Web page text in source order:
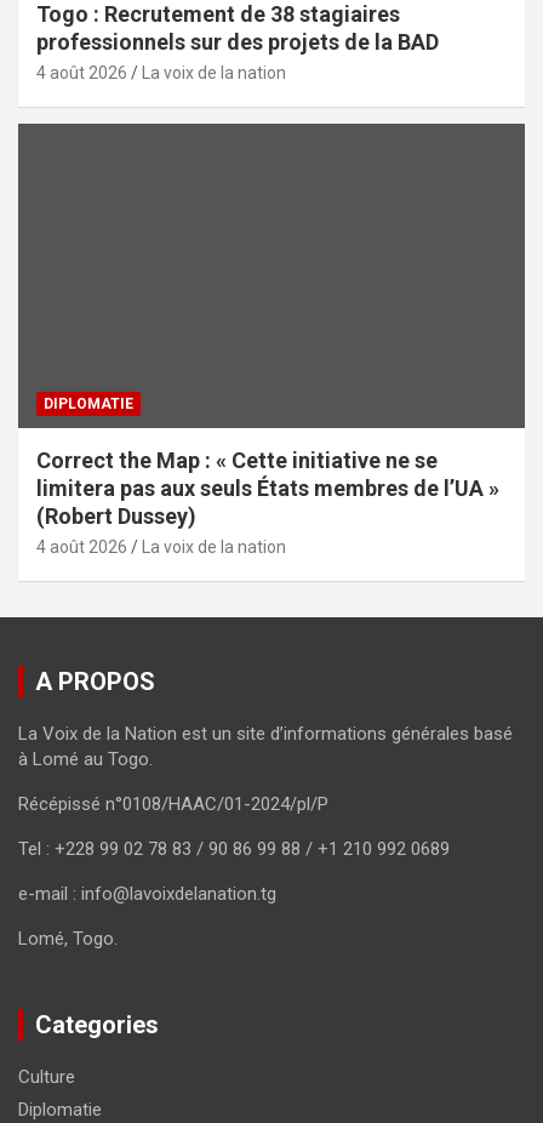
Togo : Recrutement de 38 stagiaires
professionnels sur des projets de la BAD
4 août 2026 La voix de la nation
DIPLOMATIE
Correct the Map : « Cette initiative ne se
limitera pas aux seuls États membres de l’UA »
(Robert Dussey)
4 août 2026 La voix de la nation
A PROPOS
La Voix de la Nation est un site d’informations générales basé
à Lomé au Togo.
Récépissé n°0108/HAAC/01-2024/pl/P
Tel : +228 99 02 78 83 / 90 86 99 88 / +1 210 992 0689
e-mail : info@lavoixdelanation.tg
Lomé, Togo.
Categories
Culture
Diplomatie